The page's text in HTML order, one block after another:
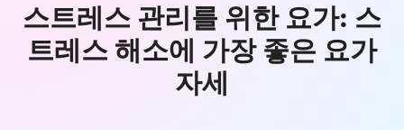
스트레스 관리를 위한 요가: 스
트레스 해소에 가장 좋은 요가
자세